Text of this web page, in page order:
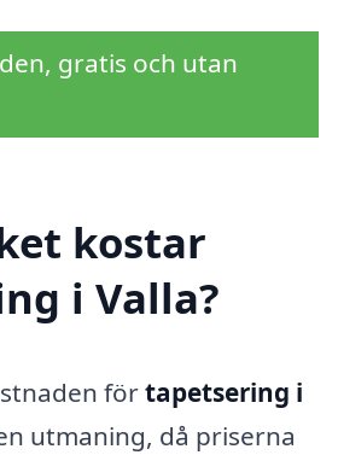
gratis och utan
kostar
i Valla?
förtapetsering i
utmaning, då priserna